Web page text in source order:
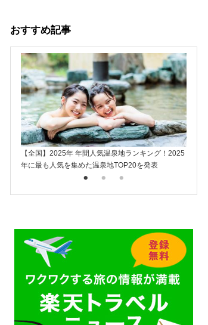
おすすめ記事
【全国】2025年 年間人気温泉地ランキング！2025
年に最も人気を集めた温泉地TOP20を発表